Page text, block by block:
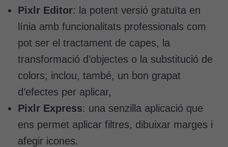
Pixlr Editor: la potent versió gratuïta en
línia amb funcionalitats professionals com
pot ser el tractament de capes, la
transformació d’objectes o la substitució de
colors; inclou, també, un bon grapat
d’efectes per aplicar,
Pixlr Express: una senzilla aplicació que
ens permet aplicar filtres, dibuixar marges i
afegir icones.